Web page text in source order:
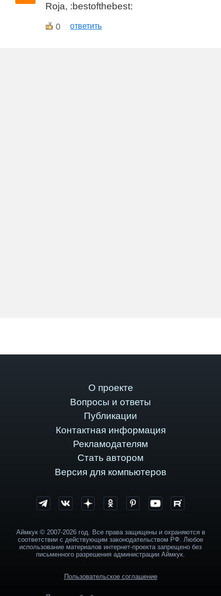
Roja, :bestofthebest:
0 ответить
О проекте
Вопросы и ответы
Публикации
Контактная информация
Рекламодателям
Стать автором
Версия для компьютеров
Аймкук © 2007-2026 год. Все права защищены и охраняются в
соответствии с действующим законодательством РФ. Любое
использование материалов интернет-проекта запрещено без
письменного разрешения администрации Аймкук.
Пользовательское соглашение